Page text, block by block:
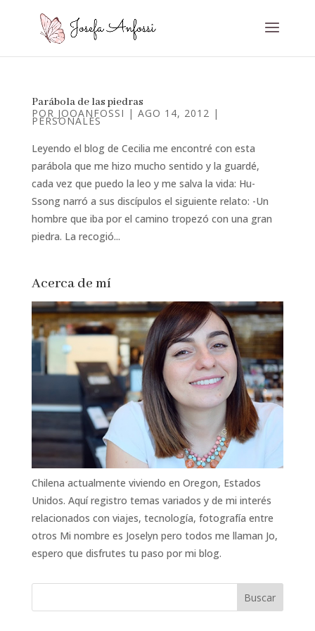
Parábola de las piedras
POR JOOANFOSSI | AGO 14, 2012 |
PERSONALES
Leyendo el blog de Cecilia me encontré con esta
parábola que me hizo mucho sentido y la guardé,
cada vez que puedo la leo y me salva la vida: Hu-
Ssong narró a sus discípulos el siguiente relato: -Un
hombre que iba por el camino tropezó con una gran
piedra. La recogió...
Acerca de mí
Chilena actualmente viviendo en Oregon, Estados
Unidos. Aquí registro temas variados y de mi interés
relacionados con viajes, tecnología, fotografía entre
otros Mi nombre es Joselyn pero todos me llaman Jo,
espero que disfrutes tu paso por mi blog.